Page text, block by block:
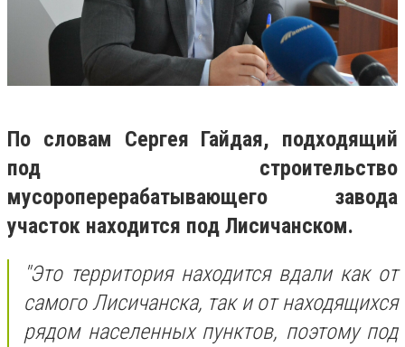
По словам Сергея Гайдая, подходящий
под строительство
мусороперерабатывающего завода
участок находится под Лисичанском.
"Это территория находится вдали как от
самого Лисичанска, так и от находящихся
рядом населенных пунктов, поэтому под